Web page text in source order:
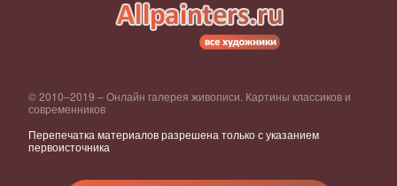
© 2010–2019 – Онлайн галерея живописи. Картины классиков и
современников
Перепечатка материалов разрешена только с указанием
первоисточника